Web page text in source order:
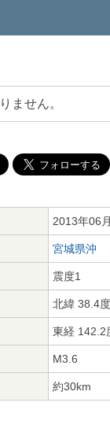
ません。
2013年06
宮城県沖
震度1
北緯 38.4度
東経 142.2
M3.6
約30km